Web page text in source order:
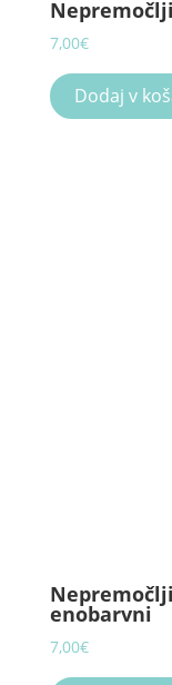
7,00€
Dodaj v
enobarvni
7,00€